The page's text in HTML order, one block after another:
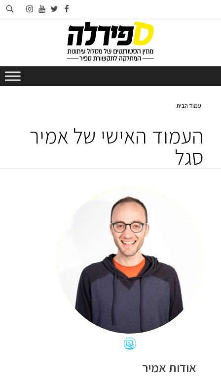
facebook
twitter
youtube
instagram
עמוד הבית
העמוד האישי של אמיר
סגל
כתובת
אודות אמיר